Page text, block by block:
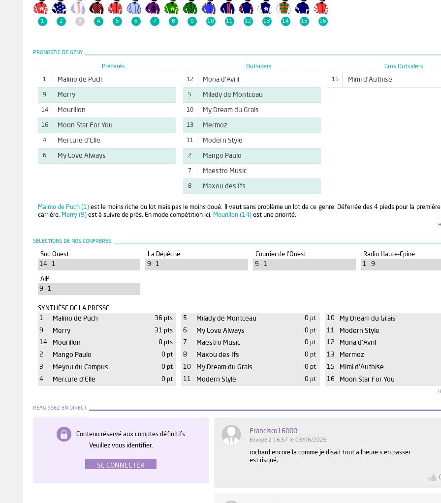
1 2 3 4 5 6 7 8 9 10 11 12 13 14 15 16
PRONOSTIC DE GENY
Préférés
1 Malmo de Puch
9 Merry
14 Mourillon
16 Moon Star For You
4 Mercure d'Elle
6 My Love Always
Outsiders
12 Mona d'Avril
5 Milady de Montceau
10 My Dream du Grais
13 Mermoz
11 Modern Style
2 Mango Paulo
7 Maestro Music
8 Maxou des Ifs
Gros Outsiders
15 Mimi d'Authise
Malmo de Puch (1)est le moins riche du lot mais pas le moins doué. Il vaut sans problème un lot de ce genre. Déferrée des 4 pieds pour la
carrière, Merry (9)est à suivre de près. En mode compétition ici, Mourillon (14)est une priorité.
SÉLECTIONS DE NOS CONFRÈRES
Sud Ouest
14 1
La Dépêche
9 1
Courrier de l'Ouest
9 1
Radio Haute-Epine
1 9
AIP
9 1
SYNTHÈSE DE LA PRESSE
1
Malmo de Puch
36 pts
9
Merry
31 pts
14
Mourillon
8 pts
2
Mango Paulo
0 pt
3
Meyou du Campus
0 pt
4
Mercure d'Elle 0 pt
5 Milady de Montceau
0 pt
6
My Love Always
0 pt
7
Maestro Music
0 pt
8
Maxou des Ifs
0 pt
10
My Dream du Grais
0 pt
11
Modern Style 0 pt
10 My Dream du Grais
11 Modern Style
12 Mona d'Avril
13 Mermoz
15 Mimi d'Authise
16 Moon Star For You
REAGISSEZ EN DIRECT
Contenu réservé aux comptes définitifs
Veuillez vous identifier.
SE CONNECTER
Francisco16000
Envoyé à 16:57 le 03/06/2026
rochard encore la comme je disait tout a lheure s en passer
est risqué;